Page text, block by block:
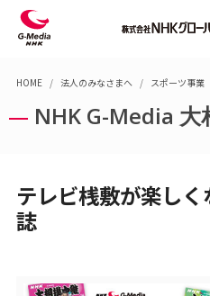
Skip
(Press
Enter)
Skip
Navigation
(Press
Enter)
NHK
務
法人
のみ
情報
会社
紹介
NHKの放送業務
デジタルサービス
国際映像コーディネーション
HOME 法人のみなさまへ スポーツ事業
NHK G-Media 大
テレビ桟敷が楽し
誌